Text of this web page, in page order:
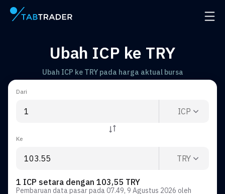
Halaman utama Buka
Ubah ICP ke TRY
Ubah ICP ke TRY pada harga aktual bursa
Dari
ICP
Ke
TRY
1 ICP setara dengan 103,55 TRY
Pembaruan data pasar pada07.49, 9 Agustus 2026 oleh